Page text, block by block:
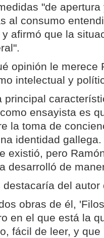
"de
al consumo
afirmó que la
opinión le merece
intelectual y
principal
ensayista es
la toma de
identidad
existió, pero
desarrolló de
destacaría del autor
obras de él,
en el que está la
fácil de leer, y